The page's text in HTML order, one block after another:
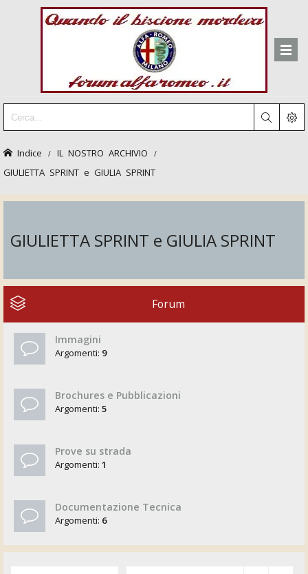
Indice IL NOSTRO ARCHIVIO
GIULIETTA SPRINT e GIULIA SPRINT
GIULIETTA SPRINT e GIULIA SPRINT
Forum
Immagini
Argomenti: 9
Brochures e Pubblicazioni
Argomenti: 5
Prove su strada
Argomenti: 1
Documentazione Tecnica
Argomenti: 6